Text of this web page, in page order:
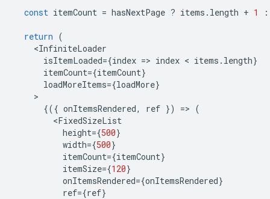
const itemCount = hasNextPage ? items . length + 1 :
return (
<InfiniteLoader
isItemLoaded={index => index < items . length}
itemCount={itemCount}
loadMoreItems={loadMore}
{({ onItemsRendered, ref }) => (
<FixedSizeList
height={500}
width={500}
itemCount={itemCount}
itemSize={120}
onItemsRendered={onItemsRendered}
ref={ref}